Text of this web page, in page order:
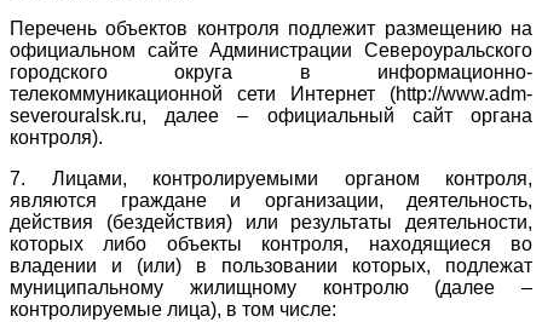
Перечень объектов контроля подлежит размещению на
официальном сайте Администрации Североуральского
городского округа в информационно-
телекоммуникационной сети Интернет (http://www.adm-
severouralsk.ru, далее – официальный сайт органа
контроля).
7. Лицами, контролируемыми органом контроля,
являются граждане и организации, деятельность,
действия (бездействия) или результаты деятельности,
которых либо объекты контроля, находящиеся во
владении и (или) в пользовании которых, подлежат
муниципальному жилищному контролю (далее –
контролируемые лица), в том числе: